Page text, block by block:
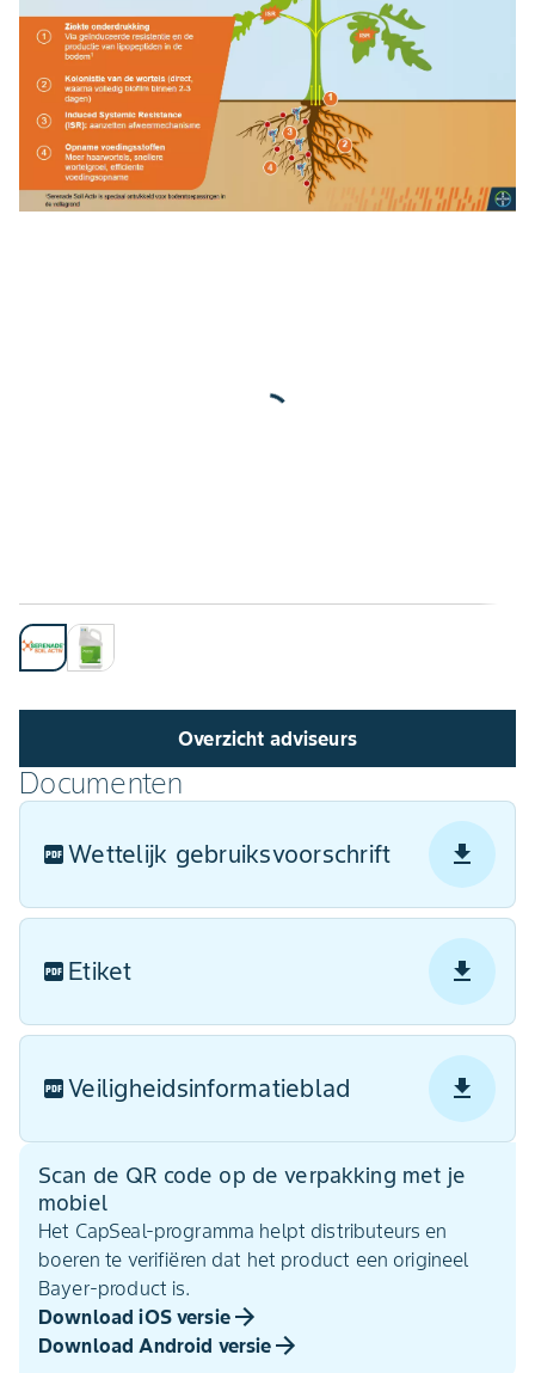
Overzicht adviseurs
Documenten
Wettelijk gebruiksvoorschrift
Etiket
Veiligheidsinformatieblad
Scan de QR code op de verpakking met je
mobiel
Het CapSeal-programma helpt distributeurs en
boeren te verifiëren dat het product een origineel
Bayer-product is.
Download iOS versie
Download Android versie